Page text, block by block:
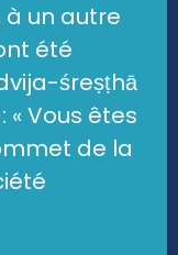
à un autre
été
śreṣṭhā
Vous êtes
de la